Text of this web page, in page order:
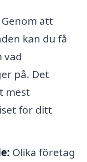
Genom att
kan du få
vad
på. Det
mest
för ditt
Olika företag